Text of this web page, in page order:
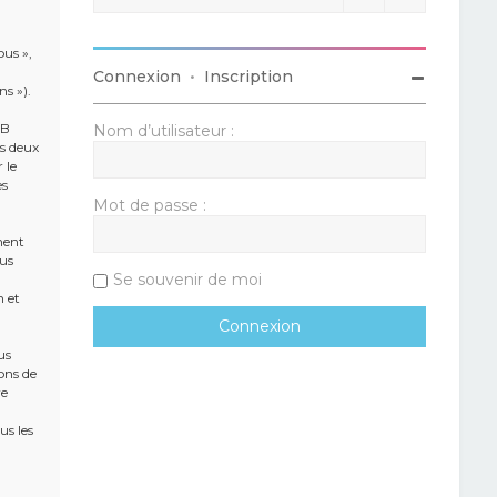
»,
»).
deux
le
et
de
les
Connexion • Inscription
Nom d’utilisateur :
Mot de passe :
Se souvenir de moi